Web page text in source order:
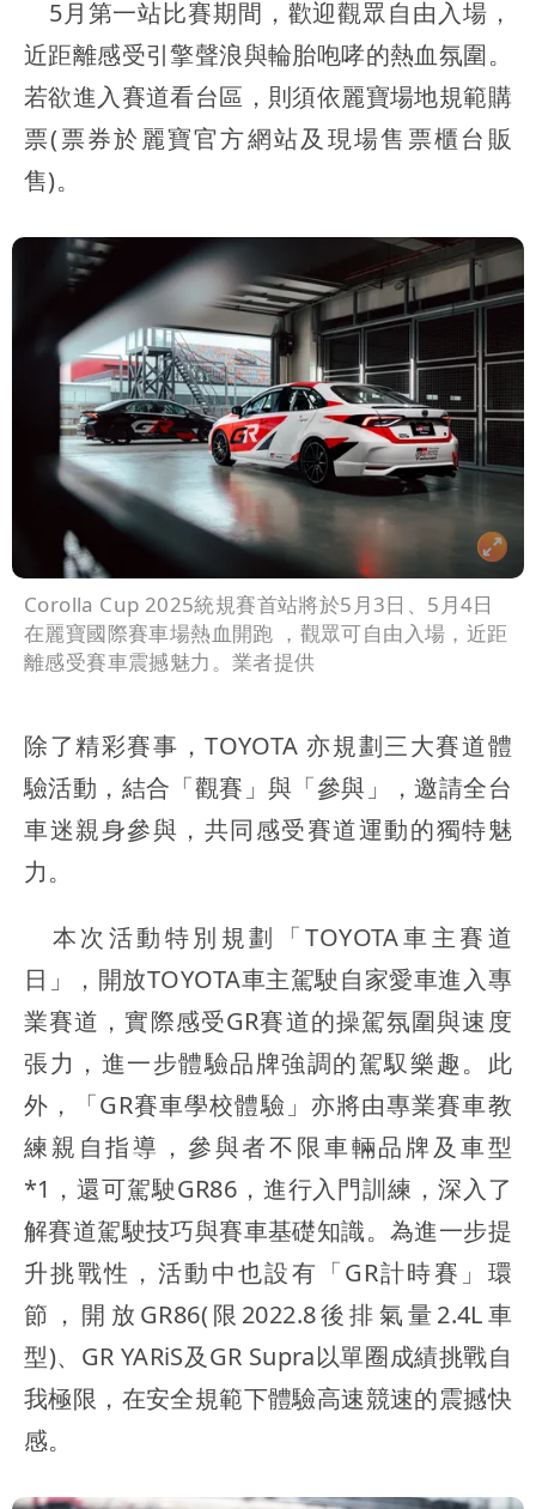
5月第一站比賽期間，歡迎觀眾自由入場，
近距離感受引擎聲浪與輪胎咆哮的熱血氛圍。
若欲進入賽道看台區，則須依麗寶場地規範購
票(票券於麗寶官方網站及現場售票櫃台販
售)。
Corolla Cup 2025統規賽首站將於5月3日、5月4日
在麗寶國際賽車場熱血開跑 ，觀眾可自由入場，近距
離感受賽車震撼魅力。業者提供
除了精彩賽事，TOYOTA 亦規劃三大賽道體
驗活動，結合「觀賽」與「參與」，邀請全台
車迷親身參與，共同感受賽道運動的獨特魅
力。
本次活動特別規劃「TOYOTA車主賽道
日」，開放TOYOTA車主駕駛自家愛車進入專
業賽道，實際感受GR賽道的操駕氛圍與速度
張力，進一步體驗品牌強調的駕馭樂趣。此
外，「GR賽車學校體驗」亦將由專業賽車教
練親自指導，參與者不限車輛品牌及車型
*1，還可駕駛GR86，進行入門訓練，深入了
解賽道駕駛技巧與賽車基礎知識。為進一步提
升挑戰性，活動中也設有「GR計時賽」環
節，開放GR86(限2022.8後排氣量2.4L車
型)、GR YARiS及GR Supra以單圈成績挑戰自
我極限，在安全規範下體驗高速競速的震撼快
感。